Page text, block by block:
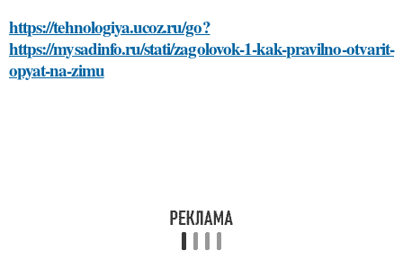
https://tehnologiya.ucoz.ru/go?
https://mysadinfo.ru/stati/zagolovok-1-kak-pravilno-otvarit-
opyat-na-zimu